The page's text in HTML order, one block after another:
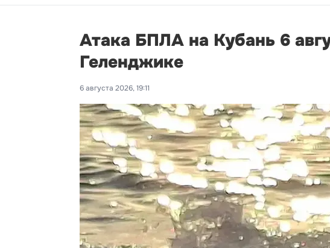
Атака БПЛА на Кубань 6
Геленджике
6 августа 2026, 19:11